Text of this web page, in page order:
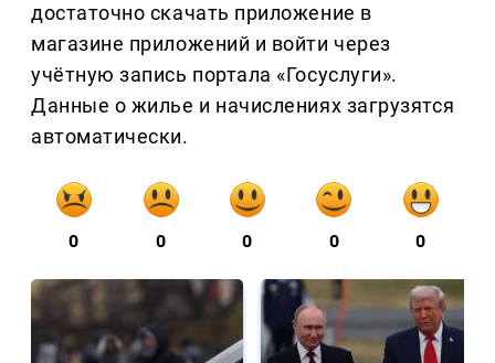
достаточно скачать приложение в
магазине приложений и войти через
учётную запись портала «Госуслуги».
Данные о жилье и начислениях загрузятся
автоматически.
0 0 0 0 0